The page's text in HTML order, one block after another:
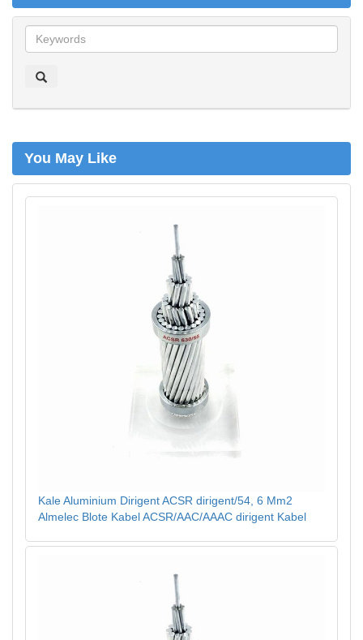
o
n
You May Like
Kale Aluminium Dirigent ACSR dirigent/54, 6 Mm2
Almelec Blote Kabel ACSR/AAC/AAAC dirigent Kabel